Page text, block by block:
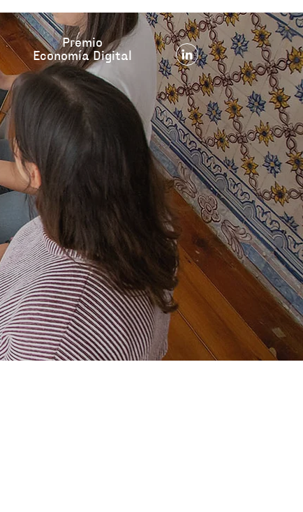
Premio
Economía Digital